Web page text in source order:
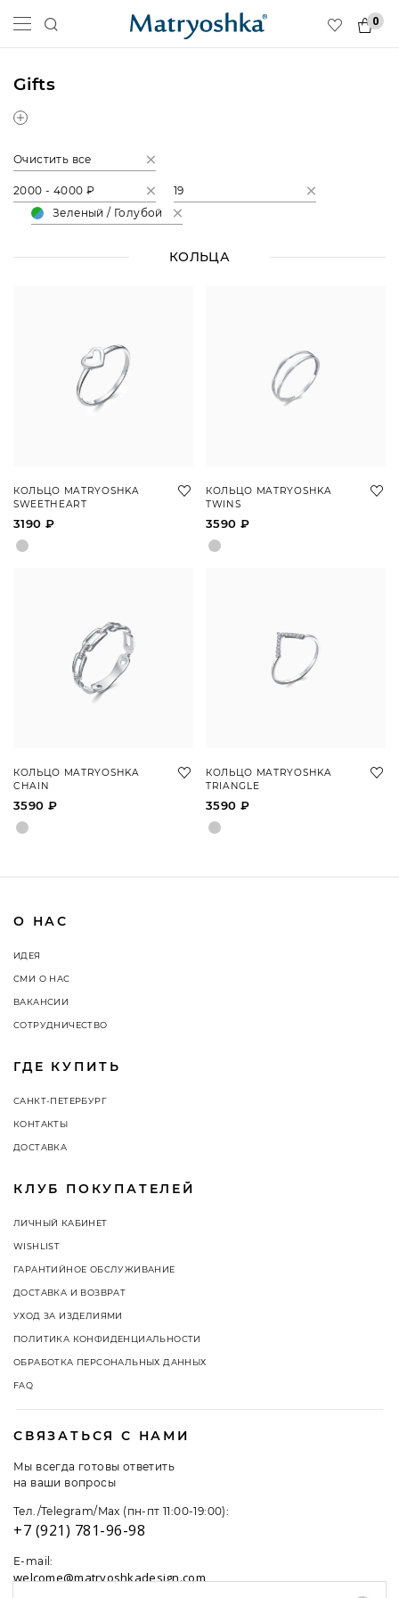
0
Gifts
Очистить все
2000 - 4000 ₽
19
Зеленый / Голубой
КОЛЬЦА
КОЛЬЦО MATRYOSHKA
SWEETHEART
3190 ₽
КОЛЬЦО MATRYOSHKA
TWINS
3590 ₽
КОЛЬЦО MATRYOSHKA
CHAIN
3590 ₽
КОЛЬЦО MATRYOSHKA
TRIANGLE
3590 ₽
О НАС
ИДЕЯ
СМИ О НАС
ВАКАНСИИ
СОТРУДНИЧЕСТВО
ГДЕ КУПИТЬ
САНКТ-ПЕТЕРБУРГ
КОНТАКТЫ
ДОСТАВКА
КЛУБ ПОКУПАТЕЛЕЙ
ЛИЧНЫЙ КАБИНЕТ
WISHLIST
ГАРАНТИЙНОЕ ОБСЛУЖИВАНИЕ
ДОСТАВКА И ВОЗВРАТ
УХОД ЗА ИЗДЕЛИЯМИ
ПОЛИТИКА КОНФИДЕНЦИАЛЬНОСТИ
ОБРАБОТКА ПЕРСОНАЛЬНЫХ ДАННЫХ
FAQ
СВЯЗАТЬСЯ С НАМИ
Мы всегда готовы ответить
на ваши вопросы
Тел./Telegram/Max (пн-пт 11:00-19:00):
+7 (921) 781-96-98
E-mail:
welcome@matryoshkadesign.com